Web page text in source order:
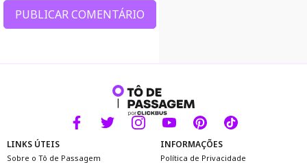
LINKS ÚTEIS
Sobre o Tô de Passagem
INFORMAÇÕES
Política de Privacidade